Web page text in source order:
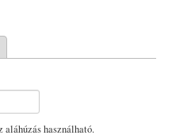
használható.